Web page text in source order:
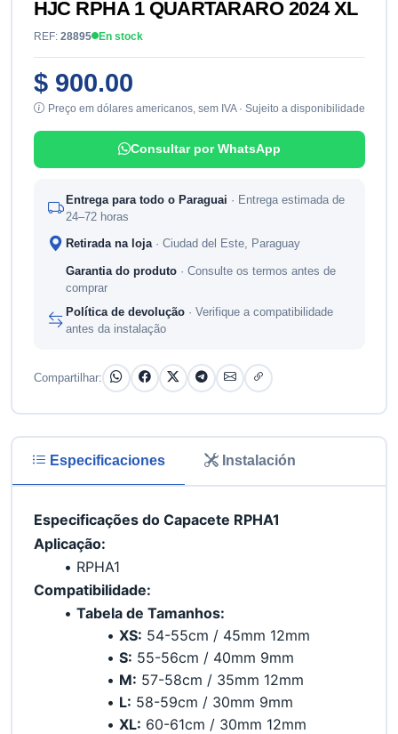
HJC RPHA 1 QUARTARARO 2024 XL
REF: 28895 En stock
$ 900.00
Preço em dólares americanos, sem IVA · Sujeito a disponibilidade
Consultar por WhatsApp
Entrega para todo o Paraguai · Entrega estimada de
24–72 horas
Retirada na loja · Ciudad del Este, Paraguay
Garantia do produto · Consulte os termos antes de
comprar
Política de devolução · Verifique a compatibilidade
antes da instalação
Compartilhar:
Especificaciones Instalación
Especificações do Capacete RPHA1
Aplicação:
RPHA1
Compatibilidade:
Tabela de Tamanhos:
XS: 54-55cm / 45mm 12mm
S: 55-56cm / 40mm 9mm
M: 57-58cm / 35mm 12mm
L: 58-59cm / 30mm 9mm
XL: 60-61cm / 30mm 12mm